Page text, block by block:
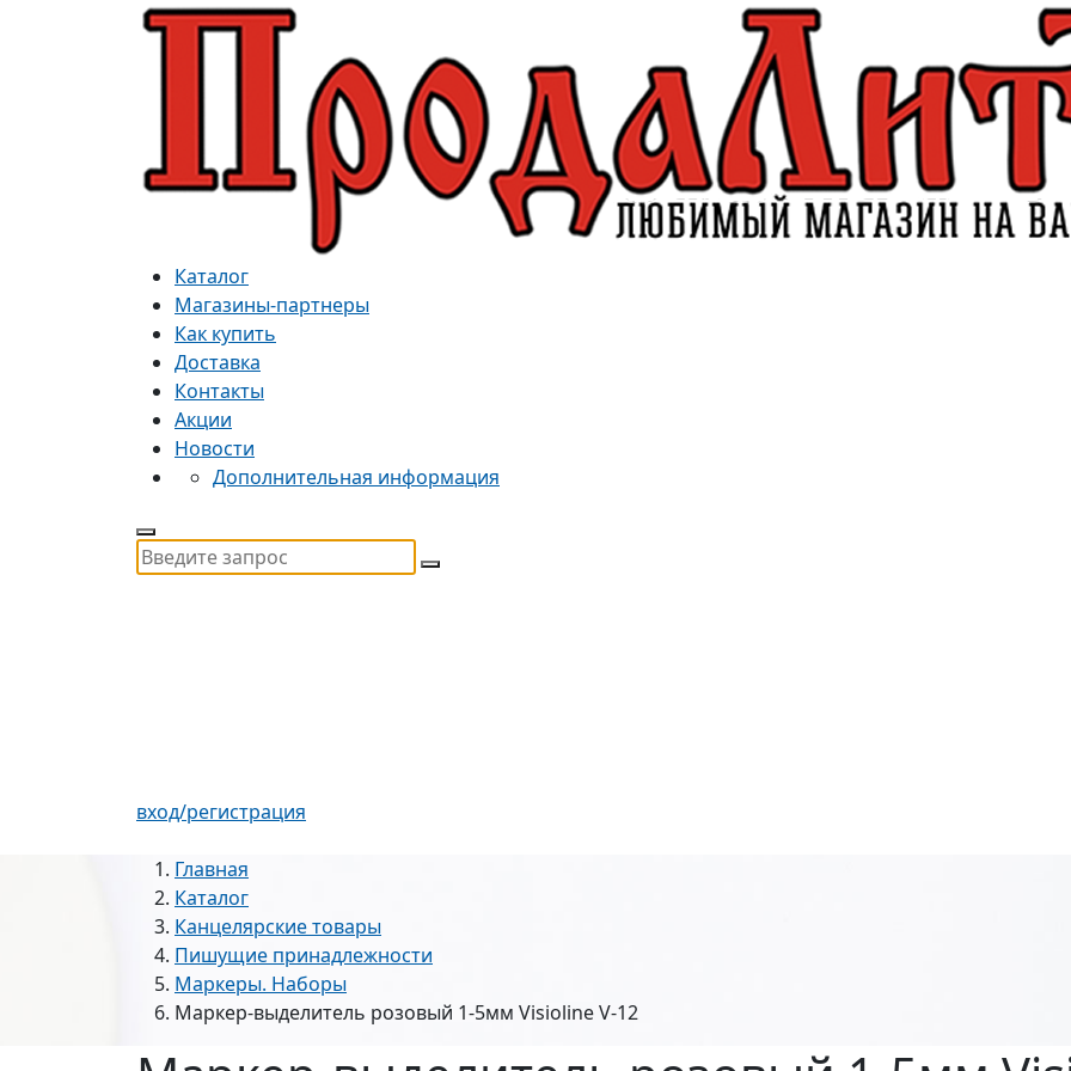
Каталог
Магазины-партнеры
Как купить
Доставка
Контакты
Акции
Новости
Дополнительная информация
вход/регистрация
Главная
Каталог
Канцелярские товары
Пишущие принадлежности
Маркеры. Наборы
Маркер-выделитель розовый 1-5мм Visioline V-12